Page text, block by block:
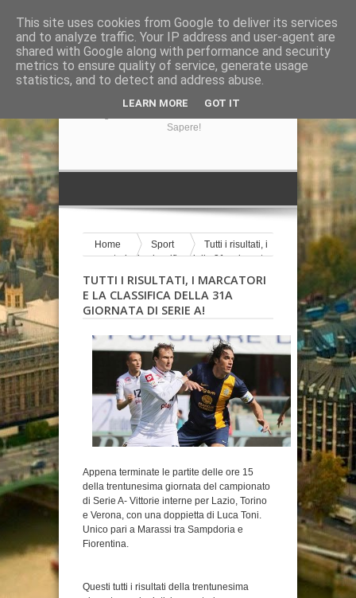
GIRA LA NOTIZIA
Sapere!
Home Sport
Tutti i risultati, i
marcatori e la classifica della 31a giornata
TUTTI I RISULTATI, I MARCATORI
E LA CLASSIFICA DELLA 31A
GIORNATA DI SERIE A!
Appena terminate le partite delle ore 15
della trentunesima giornata del campionato
di Serie A- Vittorie interne per Lazio, Torino
e Verona, con una doppietta di Luca Toni.
Unico pari a Marassi tra Sampdoria e
Fiorentina.
Questi tutti i risultati della trentunesima
This site uses cookies from Google to deliver its services
and to analyze traffic. Your IP address and user-agent are
shared with Google along with performance and security
metrics to ensure quality of service, generate usage
statistics, and to detect and address abuse.
LEARN MORE GOT IT